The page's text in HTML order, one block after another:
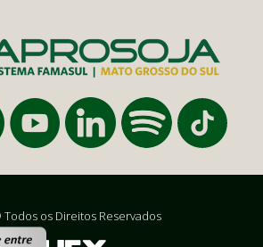
os Direitos Reservados